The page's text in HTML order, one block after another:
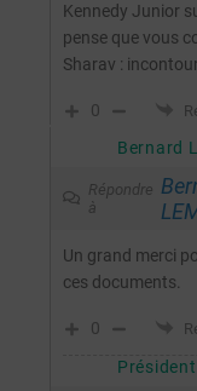
Kennedy Junior
pense que vous
Sharav :
0
Bernard
Répondre
à
Un grand merci
ces documents.
0